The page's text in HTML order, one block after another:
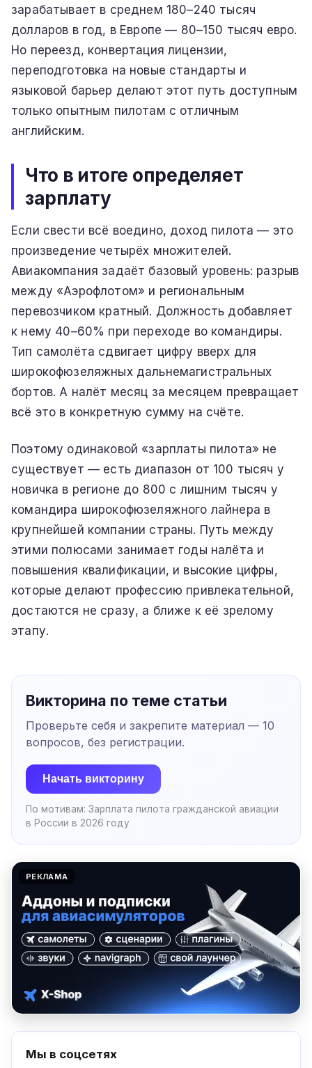
зарабатывает в среднем 180–240 тысяч
долларов в год, в Европе — 80–150 тысяч евро.
Но переезд, конвертация лицензии,
переподготовка на новые стандарты и
языковой барьер делают этот путь доступным
только опытным пилотам с отличным
английским.
Что в итоге определяет
зарплату
Если свести всё воедино, доход пилота — это
произведение четырёх множителей.
Авиакомпания задаёт базовый уровень: разрыв
между «Аэрофлотом» и региональным
перевозчиком кратный. Должность добавляет
к нему 40–60% при переходе во командиры.
Тип самолёта сдвигает цифру вверх для
широкофюзеляжных дальнемагистральных
бортов. А налёт месяц за месяцем превращает
всё это в конкретную сумму на счёте.
Поэтому одинаковой «зарплаты пилота» не
существует — есть диапазон от 100 тысяч у
новичка в регионе до 800 с лишним тысяч у
командира широкофюзеляжного лайнера в
крупнейшей компании страны. Путь между
этими полюсами занимает годы налёта и
повышения квалификации, и высокие цифры,
которые делают профессию привлекательной,
достаются не сразу, а ближе к её зрелому
этапу.
Викторина по теме статьи
Проверьте себя и закрепите материал — 10
вопросов, без регистрации.
Начать викторину
По мотивам: Зарплата пилота гражданской авиации
в России в 2026 году
РЕКЛАМА
Мы в соцсетях